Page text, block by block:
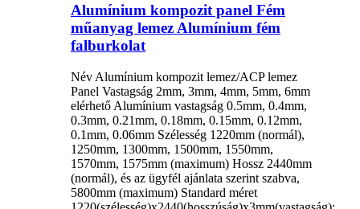
Alumínium kompozit panel Fém
műanyag lemez Alumínium fém
falburkolat
Név Alumínium kompozit lemez/ACP lemez
Panel Vastagság 2mm, 3mm, 4mm, 5mm, 6mm
elérhető Alumínium vastagság 0.5mm, 0.4mm,
0.3mm, 0.21mm, 0.18mm, 0.15mm, 0.12mm,
0.1mm, 0.06mm Szélesség 1220mm (normál),
1250mm, 1300mm, 1500mm, 1550mm,
1570mm, 1575mm (maximum) Hossz 2440mm
(normál), és az ügyfél ajánlata szerint szabva,
5800mm (maximum) Standard méret